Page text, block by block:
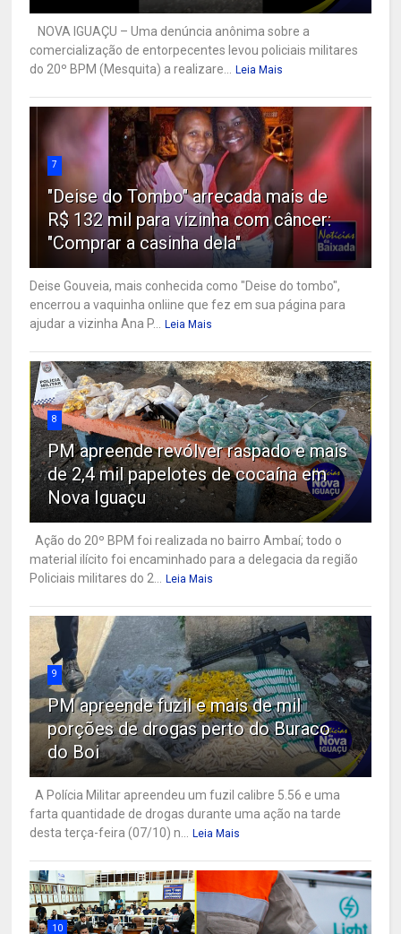
NOVA IGUAÇU – Uma denúncia anônima sobre a
comercialização de entorpecentes levou policiais militares
do 20º BPM (Mesquita) a realizare...
Leia Mais
7
"Deise do Tombo" arrecada mais de
R$ 132 mil para vizinha com câncer:
"Comprar a casinha dela"
Deise Gouveia, mais conhecida como "Deise do tombo",
encerrou a vaquinha onliine que fez em sua página para
ajudar a vizinha Ana P...
Leia Mais
8
PM apreende revólver raspado e mais
de 2,4 mil papelotes de cocaína em
Nova Iguaçu
Ação do 20º BPM foi realizada no bairro Ambaí; todo o
material ilícito foi encaminhado para a delegacia da região
Policiais militares do 2...
Leia Mais
9
PM apreende fuzil e mais de mil
porções de drogas perto do Buraco
do Boi
A Polícia Militar apreendeu um fuzil calibre 5.56 e uma
farta quantidade de drogas durante uma ação na tarde
desta terça-feira (07/10) n...
Leia Mais
10